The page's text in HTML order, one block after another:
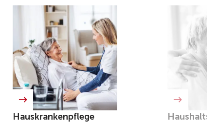
Hauskrankenpflege